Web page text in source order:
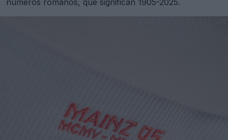
números romanos, que significan 1905-2025.